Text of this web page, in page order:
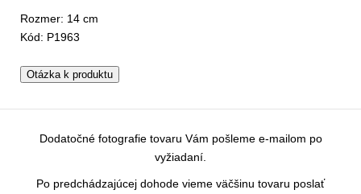
Rozmer: 14 cm
Kód: P1963
Otázka k produktu
Dodatočné fotografie tovaru Vám pošleme e-mailom po
vyžiadaní.
Po predchádzajúcej dohode vieme väčšinu tovaru poslať